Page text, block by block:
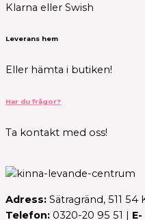
Klarna eller Swish
Leverans hem
Eller hämta i butiken!
Har du frågor?
Ta kontakt med oss!
Adress: Sätragränd, 511
Telefon: 0320-20 95 51 | E-